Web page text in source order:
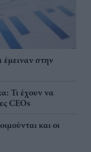
στην
Τι έχουν να
CEOs
και οι